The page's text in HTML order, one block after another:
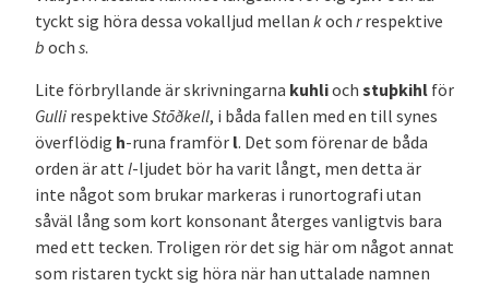
tyckt sig höra dessa vokalljud mellan koch rrespektive
b och s.
Lite förbryllande är skrivningarna kuhlioch stuþkihl för
Gulli respektive Stōðkell, i båda fallen med en till synes
överflödig h-runa framför l. Det som förenar de båda
orden är att l-ljudet bör ha varit långt, men detta är
inte något som brukar markeras i runortografi utan
såväl lång som kort konsonant återges vanligtvis bara
med ett tecken. Troligen rör det sig här om något annat
som ristaren tyckt sig höra när han uttalade namnen